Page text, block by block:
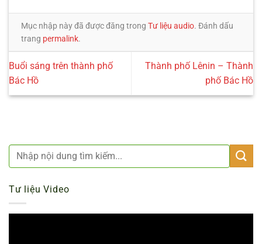
Mục nhập này đã được đăng trong Tư liệu audio. Đánh dấu
trang permalink.
Buổi sáng trên thành phố
Bác Hồ
Thành phố Lênin – Thành
phố Bác Hồ
Tư liệu Video